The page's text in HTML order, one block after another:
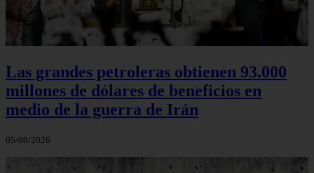
Las grandes petroleras obtienen 93.000
millones de dólares de beneficios en
medio de la guerra de Irán
05/08/2026